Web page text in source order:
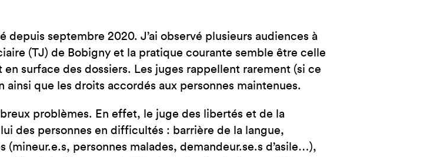
FRONTIÈRE
JE VOUDRAIS TÉMOIGNER
JE SUIS EN FRANCE
depuis septembre 2020. J’ai observé plusieurs audiences à
(TJ) de Bobigny et la pratique courante semble être celle
en surface des dossiers. Les juges rappellent rarement (si ce
ainsi que les droits accordés aux personnes maintenues.
problèmes. En effet, le juge des libertés et de la
des personnes en difficultés : barrière de la langue,
(mineur.e.s, personnes malades, demandeur.se.s d’asile…),